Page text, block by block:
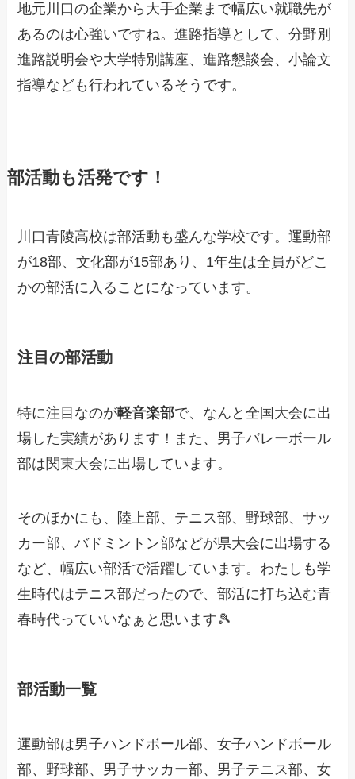
地元川口の企業から大手企業まで幅広い就職先が
あるのは心強いですね。進路指導として、分野別
進路説明会や大学特別講座、進路懇談会、小論文
指導なども行われているそうです。
部活動も活発です！
川口青陵高校は部活動も盛んな学校です。運動部
が18部、文化部が15部あり、1年生は全員がどこ
かの部活に入ることになっています。
注目の部活動
特に注目なのが軽音楽部で、なんと全国大会に出
場した実績があります！また、男子バレーボール
部は関東大会に出場しています。
そのほかにも、陸上部、テニス部、野球部、サッ
カー部、バドミントン部などが県大会に出場する
など、幅広い部活で活躍しています。わたしも学
生時代はテニス部だったので、部活に打ち込む青
春時代っていいなぁと思います🎾
部活動一覧
運動部は男子ハンドボール部、女子ハンドボール
部、野球部、男子サッカー部、男子テニス部、女